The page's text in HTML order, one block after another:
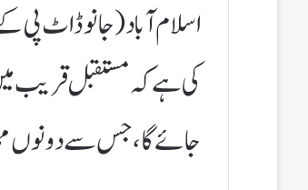
اسلام آباد(جانوڈاٹ پی
کی ہے کہ مستقبل قریب
جائے گا، جس سے دونوں